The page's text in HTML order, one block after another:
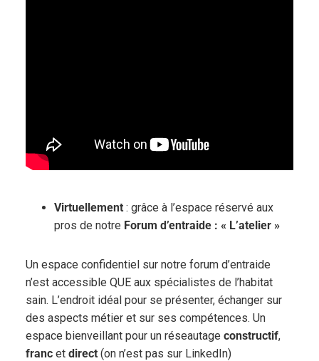
Virtuellement: grâce à l’espace réservé aux
pros de notre Forum d’entraide : « L’atelier »
Un espace confidentiel sur notre forum d’entraide
n’est accessible QUE aux spécialistes de l’habitat
sain. L’endroit idéal pour se présenter, échanger sur
des aspects métier et sur ses compétences. Un
espace bienveillant pour un réseautage constructif,
francet direct(on n’est pas sur LinkedIn)